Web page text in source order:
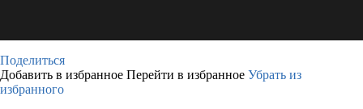
Поделиться
Добавить в избранное Перейти в избранное Убрать из
избранного